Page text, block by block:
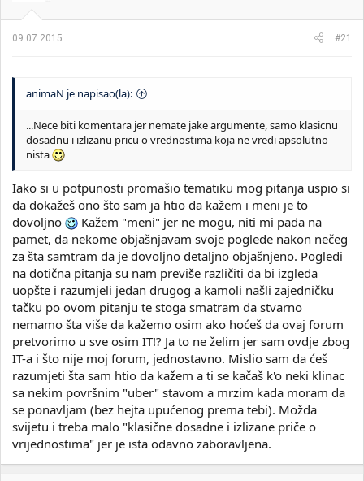
09.07.2015. #21
animaN je napisao(la):
...Nece biti komentara jer nemate jake argumente, samo klasicnu
dosadnu i izlizanu pricu o vrednostima koja ne vredi apsolutno
nista
Iako si u potpunosti promašio tematiku mog pitanja uspio si
da dokažeš ono što sam ja htio da kažem i meni je to
dovoljno
Kažem "meni" jer ne mogu, niti mi pada na
pamet, da nekome objašnjavam svoje poglede nakon nečeg
za šta samtram da je dovoljno detaljno objašnjeno. Pogledi
na dotična pitanja su nam previše različiti da bi izgleda
uopšte i razumjeli jedan drugog a kamoli našli zajedničku
tačku po ovom pitanju te stoga smatram da stvarno
nemamo šta više da kažemo osim ako hoćeš da ovaj forum
pretvorimo u sve osim IT!? Ja to ne želim jer sam ovdje zbog
IT-a i što nije moj forum, jednostavno. Mislio sam da ćeš
razumjeti šta sam htio da kažem a ti se kačaš k'o neki klinac
sa nekim površnim "uber" stavom a mrzim kada moram da
se ponavljam (bez hejta upućenog prema tebi). Možda
svijetu i treba malo "klasične dosadne i izlizane priče o
vrijednostima" jer je ista odavno zaboravljena.